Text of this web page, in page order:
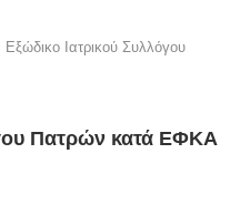
Εξώδικο Ιατρικού Συλλόγου
Πατρών κατά ΕΦΚΑ